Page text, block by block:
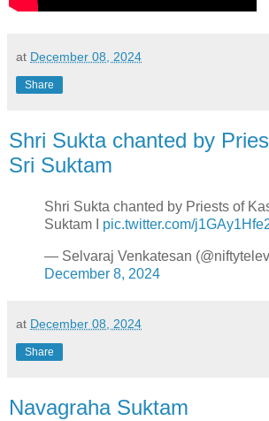
at December 08, 2024
Share
Shri Sukta chanted by
Sri Suktam
Shri Sukta chanted by Priests of
Suktam I pic.twitter.com/
— Selvaraj Venkatesan
December 8, 2024
at December 08, 2024
Share
Navagraha Suktam